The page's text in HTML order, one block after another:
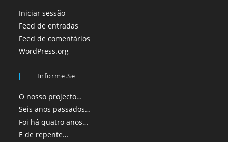
Iniciar sessão
Feed de entradas
Feed de comentários
WordPress.org
Informe.se
O nosso projecto…
Seis anos passados…
Foi há quatro anos…
E de repente…